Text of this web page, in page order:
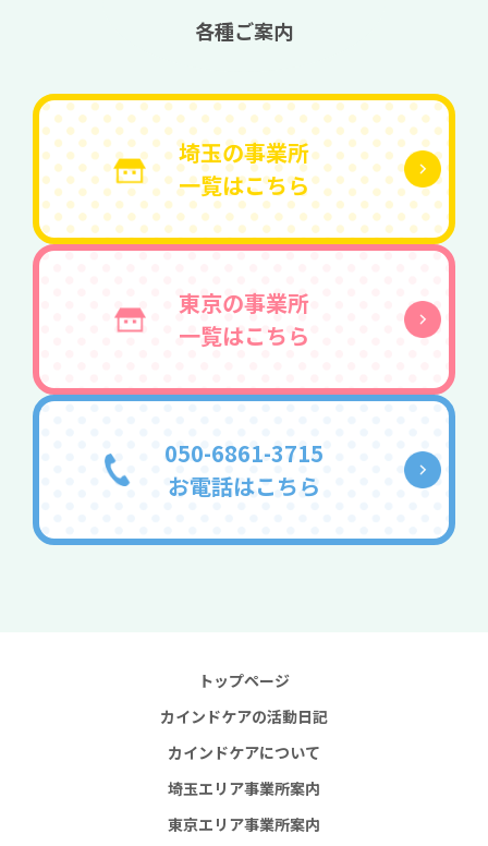
各種ご案内
埼玉の事業所
一覧はこちら
東京の事業所
一覧はこちら
050-6861-3715
お電話はこちら
トップページ
カインドケアの活動日記
カインドケアについて
埼玉エリア事業所案内
東京エリア事業所案内